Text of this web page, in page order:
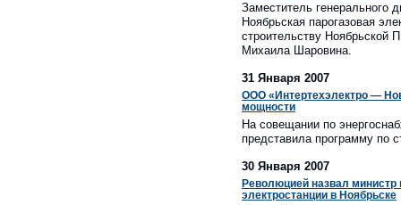
Заместитель генерального
Ноябрьская парогазовая
строительству Ноябрьской
Михаила Шаровина.
31 Января 2007
ООО «Интертехэлектро —
мощности
На совещании по
представила программу по
30 Января 2007
Революцией назвал министр
электростанции в Ноябрьске